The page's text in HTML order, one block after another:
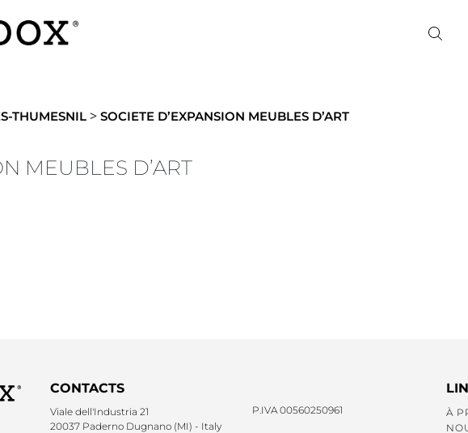
THUMESNIL >SOCIETE D’EXPANSION MEUBLES D’ART
MEUBLES D’ART
CONTACTS
Viale dell'Industria 21
20037 Paderno Dugnano (MI) - Italy
P.IVA 00560250961
À